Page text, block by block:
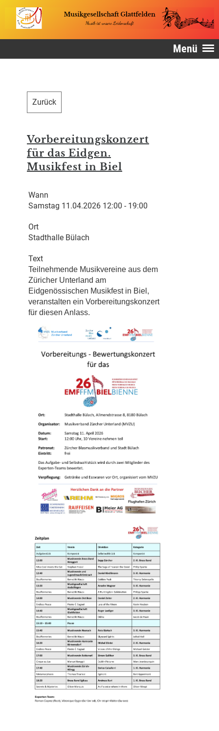
Menü
Zurück
Vorbereitungskonzert
für das Eidgen.
Musikfest in Biel
Wann
Samstag 11.04.2026 12:00 - 19:00
Ort
Stadthalle Bülach
Text
Teilnehmende Musikvereine aus dem
Züricher Unterland am
Eidgenössischen Musikfest in Biel,
veranstalten ein Vorbereitungskonzert
für diesen Anlass.